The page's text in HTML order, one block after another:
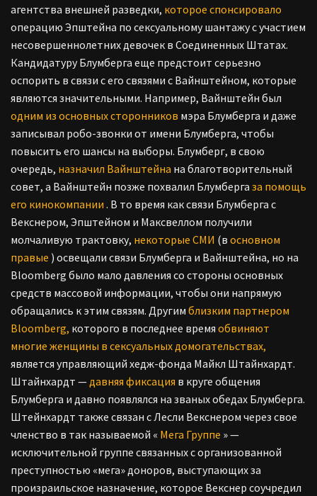
агентства внешней разведки, которое спонсировало
операцию Эпштейна по сексуальному шантажу с участием
несовершеннолетних девочек в Соединенных Штатах.
Кандидатуру Блумберга еще предстоит серьезно
оспорить в связи с его связями с Вайнштейном, которые
являются значительными. Например, Вайнштейн был
одним из основных сторонников мэра Блумберга и даже
записывал робо-звонки от имени Блумберга, чтобы
повысить его шансы на выборы. Блумберг, в свою
очередь, назначил Вайнштейна на благотворительный
совет, а Вайнштейн позже похвалил Блумберга за помощь
его кинокомпании . В то время как связи Блумберга с
Векснером, Эпштейном и Максвеллом получили
молчаливую трактовку, некоторые СМИ (в основном
правые ) освещали связи Блумберга и Вайнштейна, но на
Bloomberg было мало давления со стороны основных
средств массовой информации, чтобы они напрямую
обращались к этим связям. Другим близким партнером
Bloomberg, которого в последнее время обвиняют
многие женщины в сексуальных домогательствах,
является управляющий хедж-фонда Майкл Штайнхардт.
Штайнхардт —давняя фиксация в круге общения
Блумберга и давно появлялся на званых обедах Блумберга.
Штейнхардт также связан с Лесли Векснером через свое
членство в так называемой « Мега Группе » —
исключительной группе связанных с организованной
преступностью «мега» доноров, выступающих за
произраильское назначение, которое Векснер соучредил